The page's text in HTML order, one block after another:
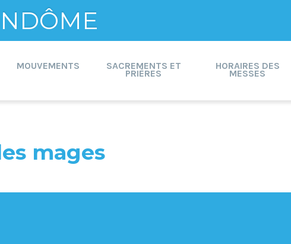
MOUVEMENTS SACREMENTS ET
PRIÈRES
HORAIRES DES
MESSES
mages